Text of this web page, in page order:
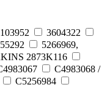
3604322
5266969,
2873K116
C4983068 /
C5256984